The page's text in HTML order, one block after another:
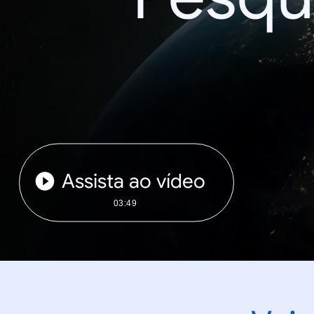
Assista ao vídeo
03:49